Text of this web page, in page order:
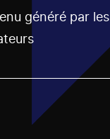
généré par les